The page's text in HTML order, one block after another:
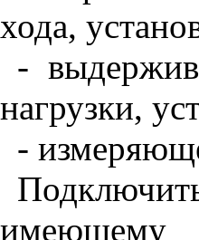
хода,
-
нагрузки,
-